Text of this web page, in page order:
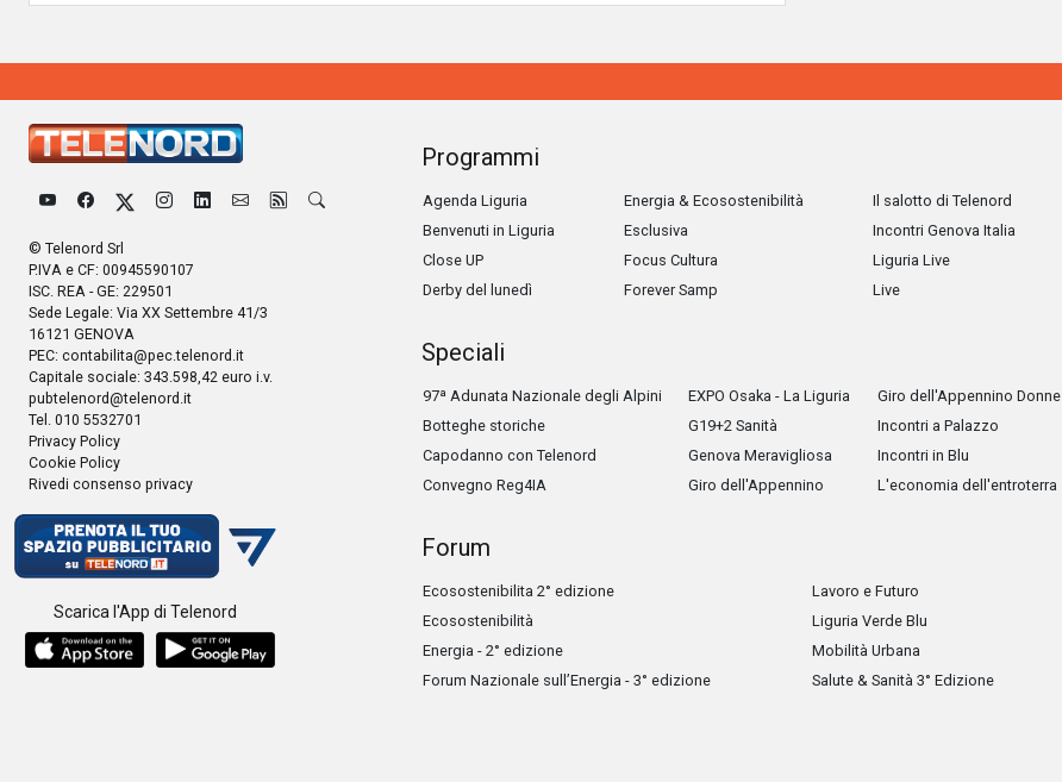
© Telenord Srl
P.IVA e CF: 00945590107
ISC. REA - GE: 229501
Sede Legale: Via XX Settembre 41/3
16121 GENOVA
PEC: contabilita@pec.telenord.it
Capitale sociale: 343.598,42 euro i.v.
pubtelenord@telenord.it
Tel. 010 5532701
Privacy Policy
Cookie Policy
Rivedi consenso privacy
Scarica l'App di Telenord
Programmi
Agenda Liguria
Benvenuti in Liguria
Close UP
Derby del lunedì
Energia & Ecosostenibilità
Esclusiva
Focus Cultura
Forever Samp
Il salotto di Telenord
Incontri Genova Italia
Liguria Live
Live
Speciali
97ª Adunata Nazionale degli Alpini
Botteghe storiche
Capodanno con Telenord
Convegno Reg4IA
EXPO Osaka - La Liguria
G19+2 Sanità
Genova Meravigliosa
Giro dell'Appennino
Giro dell'Appennino Donne
Incontri a Palazzo
Incontri in Blu
L'economia dell'entroterra
Forum
Ecosostenibilita 2° edizione
Ecosostenibilità
Energia - 2° edizione
Forum Nazionale sull’Energia - 3° edizione
Lavoro e Futuro
Liguria Verde Blu
Mobilità Urbana
Salute & Sanità 3° Edizione